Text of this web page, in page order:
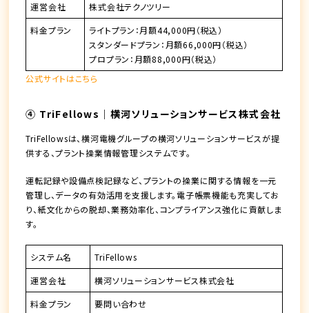
運営会社
株式会社テクノツリー
料金プラン
ライトプラン：月額44,000円（税込）
スタンダードプラン：月額66,000円（税込）
プロプラン：月額88,000円（税込）
公式サイトはこちら
④ TriFellows｜横河ソリューションサービス株式会社
TriFellowsは、横河電機グループの横河ソリューションサービスが提
供する、プラント操業情報管理システムです。
運転記録や設備点検記録など、プラントの操業に関する情報を一元
管理し、データの有効活用を支援します。電子帳票機能も充実してお
り、紙文化からの脱却、業務効率化、コンプライアンス強化に貢献しま
す。
システム名
TriFellows
運営会社
横河ソリューションサービス株式会社
料金プラン
要問い合わせ